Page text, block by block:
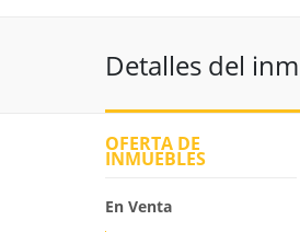
Detalles del
OFERTA DE
INMUEBLES
En Venta